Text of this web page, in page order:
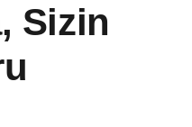
Sizin